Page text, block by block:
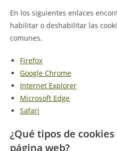
En los siguientes enlaces
habilitar o deshabilitar las
comunes.
Firefox
Google Chrome
Internet Explorer
Microsoft Edge
Safari
¿Qué tipos de
página web?